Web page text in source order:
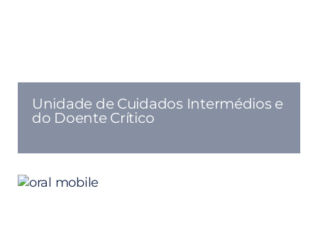
Unidade de Cuidados Intermédios e
do Doente Crítico